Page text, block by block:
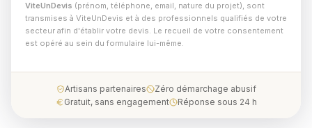
ViteUnDevis (prénom, téléphone, email, nature du projet), sont
transmises à ViteUnDevis et à des professionnels qualifiés de votre
secteur afin d'établir votre devis. Le recueil de votre consentement
est opéré au sein du formulaire lui-même.
Artisans partenaires
Zéro démarchage abusif
Gratuit, sans engagement
Réponse sous 24 h